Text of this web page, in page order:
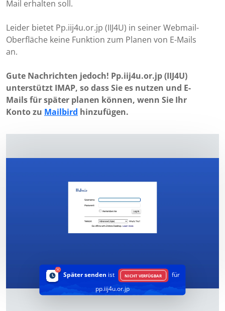
Mail erhalten soll.
Leider bietet Pp.iij4u.or.jp (IIJ4U) in seiner Webmail-
Oberfläche keine Funktion zum Planen von E-Mails
an.
Gute Nachrichten jedoch! Pp.iij4u.or.jp (IIJ4U)
unterstützt IMAP, so dass Sie es nutzen und E-
Mails für später planen können, wenn Sie Ihr
Konto zu Mailbird hinzufügen.
Später senden ist NICHT VERFÜGBAR
für
pp.iij4u.or.jp